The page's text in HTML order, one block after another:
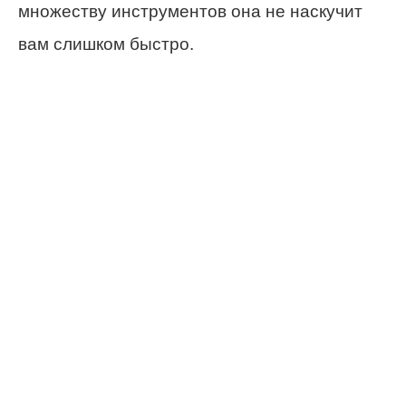
множеству инструментов она не наскучит
вам слишком быстро.